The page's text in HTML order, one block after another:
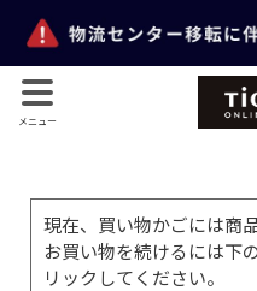
メニュー
現在、買い物かごには商
お買い物を続けるには下
リックしてください。